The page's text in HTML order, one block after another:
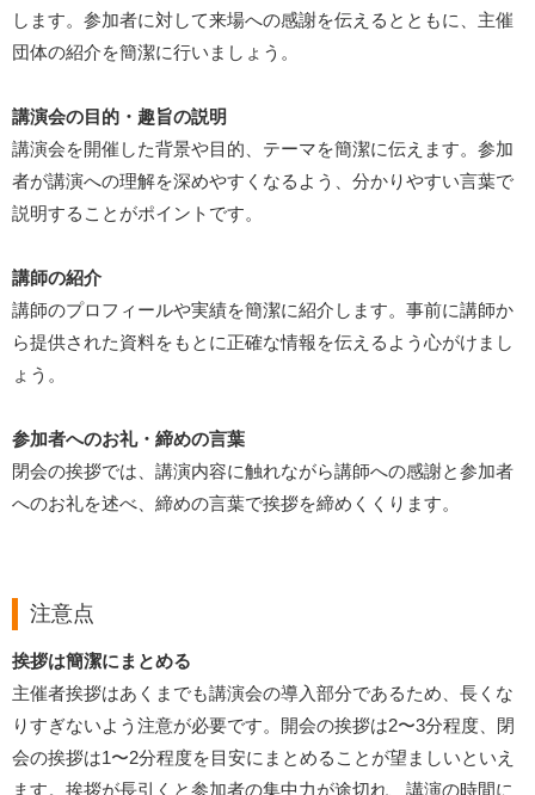
します。参加者に対して来場への感謝を伝えるとともに、主催
団体の紹介を簡潔に行いましょう。
講演会の目的・趣旨の説明
講演会を開催した背景や目的、テーマを簡潔に伝えます。参加
者が講演への理解を深めやすくなるよう、分かりやすい言葉で
説明することがポイントです。
講師の紹介
講師のプロフィールや実績を簡潔に紹介します。事前に講師か
ら提供された資料をもとに正確な情報を伝えるよう心がけまし
ょう。
参加者へのお礼・締めの言葉
閉会の挨拶では、講演内容に触れながら講師への感謝と参加者
へのお礼を述べ、締めの言葉で挨拶を締めくくります。
注意点
挨拶は簡潔にまとめる
主催者挨拶はあくまでも講演会の導入部分であるため、長くな
りすぎないよう注意が必要です。開会の挨拶は2〜3分程度、閉
会の挨拶は1〜2分程度を目安にまとめることが望ましいといえ
ます。挨拶が長引くと参加者の集中力が途切れ、講演の時間に